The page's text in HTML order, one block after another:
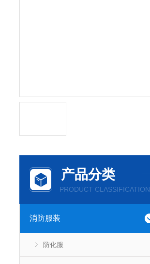
产品分类
PRODUCT CLASSIFICATION
消防服装
防化服